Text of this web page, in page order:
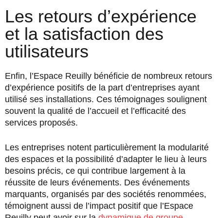
Les retours d’expérience
et la satisfaction des
utilisateurs
Enfin, l’Espace Reuilly bénéficie de nombreux retours
d’expérience positifs de la part d’entreprises ayant
utilisé ses installations. Ces témoignages soulignent
souvent la qualité de l’accueil et l’efficacité des
services proposés.
Les entreprises notent particulièrement la modularité
des espaces et la possibilité d’adapter le lieu à leurs
besoins précis, ce qui contribue largement à la
réussite de leurs événements. Des événements
marquants, organisés par des sociétés renommées,
témoignent aussi de l’impact positif que l’Espace